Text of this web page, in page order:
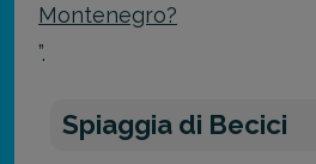
Montenegro?
”.
Spiaggia di Becici